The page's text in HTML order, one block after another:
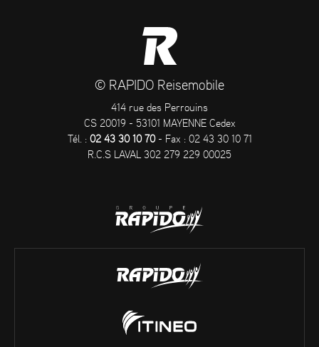
© RAPIDO Reisemobile
414 rue des Perrouins
CS 20019 - 53101 MAYENNE Cedex
Tél. : 02 43 30 10 70- Fax : 02 43 30 10 71
R.C.S LAVAL 302 279 229 00025